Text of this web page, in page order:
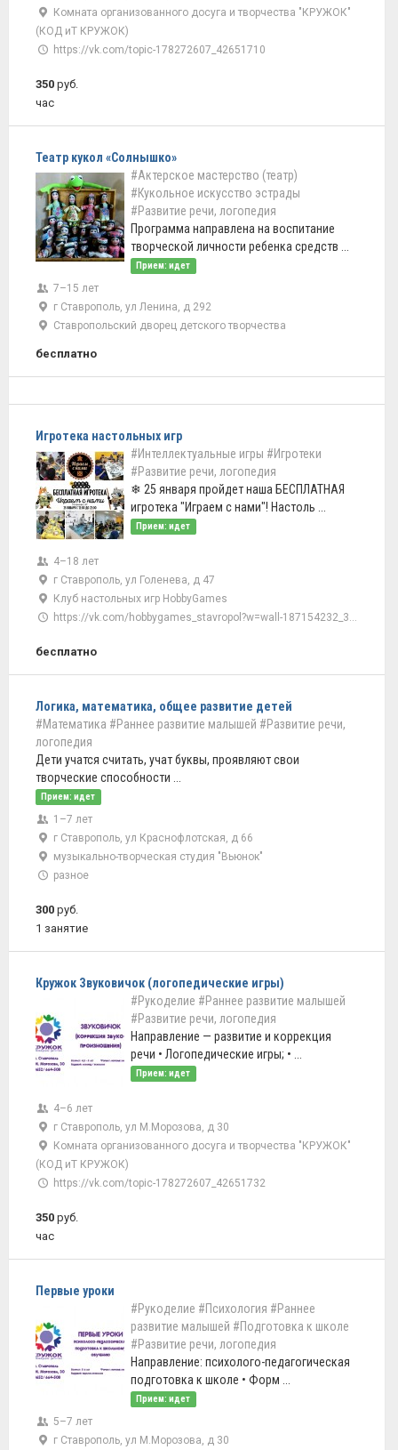
Комната организованного досуга и творчества "КРУЖОК"
(КОД иТ КРУЖОК)
https://vk.com/topic-178272607_42651710
350 руб.
час
Театр кукол «Солнышко»
#Актерское мастерство (театр)
#Кукольное искусство эстрады
#Развитие речи, логопедия
Программа направлена на воспитание
творческой личности ребенка средств ...
Прием: идет
7–15 лет
г Ставрополь, ул Ленина, д 292
Ставропольский дворец детского творчества
бесплатно
Игротека настольных игр
#Интеллектуальные игры #Игротеки
#Развитие речи, логопедия
❄ 25 января пройдет наша БЕСПЛАТНАЯ
игротека "Играем с нами"! Настоль ...
Прием: идет
4–18 лет
г Ставрополь, ул Голенева, д 47
Клуб настольных игр HobbyGames
https://vk.com/hobbygames_stavropol?w=wall-187154232_351
бесплатно
Логика, математика, общее развитие детей
#Математика #Раннее развитие малышей #Развитие речи,
логопедия
Дети учатся считать, учат буквы, проявляют свои
творческие способности ...
Прием: идет
1–7 лет
г Ставрополь, ул Краснофлотская, д 66
музыкально-творческая студия "Вьюнок"
разное
300 руб.
1 занятие
Кружок Звуковичок (логопедические игры)
#Рукоделие #Раннее развитие малышей
#Развитие речи, логопедия
Направление — развитие и коррекция
речи • Логопедические игры; • ...
Прием: идет
4–6 лет
г Ставрополь, ул М.Морозова, д 30
Комната организованного досуга и творчества "КРУЖОК"
(КОД иТ КРУЖОК)
https://vk.com/topic-178272607_42651732
350 руб.
час
Первые уроки
#Рукоделие #Психология #Раннее
развитие малышей #Подготовка к школе
#Развитие речи, логопедия
Направление: психолого-педагогическая
подготовка к школе • Форм ...
Прием: идет
5–7 лет
г Ставрополь, ул М.Морозова, д 30